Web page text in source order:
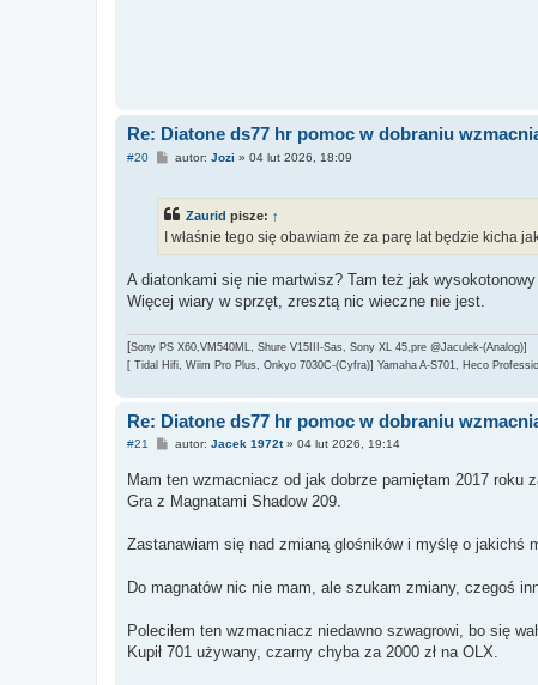
Re: Diatone ds77 hr pomoc w dobraniu
#20
P
t
autor: Jozi » 04 lut 2026, 18:09
Zaurid pisze: ↑
I właśnie tego się obawiam że za parę lat będzie kicha
A diatonkami się nie martwisz? Tam też jak
Więcej wiary w sprzęt, zresztą nic wieczne nie jest.
[Sony PS X60,VM540ML, Shure V15III-Sas, Sony XL 45,pre @Jaculek-(Analog)]
[ Tidal Hifi, Wiim Pro Plus, Onkyo 7030C-(Cyfra)] Yamaha A-S701, Heco
Re: Diatone ds77 hr pomoc w dobraniu
#21
P
s
t
autor: Jacek 1972t» 04 lut 2026, 19:14
Mam ten wzmacniacz od jak dobrze pamiętam 2017 roku
Gra z Magnatami Shadow 209.
Zastanawiam się nad zmianą glośników i myślę o jakichś
Do magnatów nic nie mam, ale szukam zmiany, czegoś
Poleciłem ten wzmacniacz niedawno szwagrowi, bo się
Kupił 701 używany, czarny chyba za 2000 zł na OLX.